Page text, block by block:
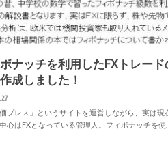
ナッチを利用したFXトレー
成しました！
プレス」というサイトを運営しながら、実は現
心はFXとなっている管理人。フィボナッチを使…